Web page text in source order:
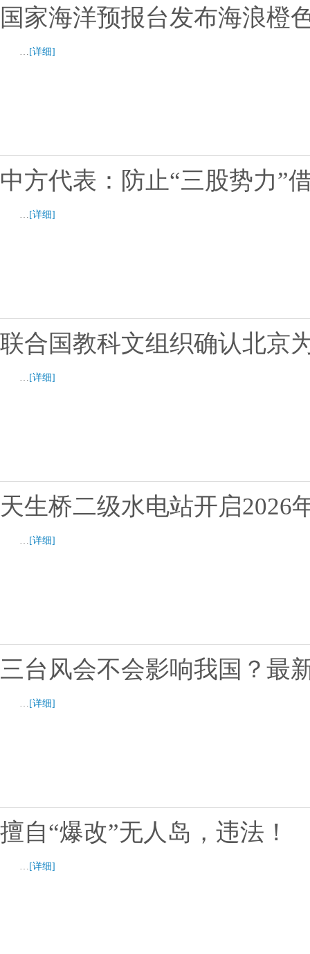
国家海洋预报台发布海浪橙
… [详细]
中方代表：防止“三股势力”
… [详细]
联合国教科文组织确认北京
… [详细]
天生桥二级水电站开启2026
… [详细]
三台风会不会影响我国？最
… [详细]
擅自“爆改”无人岛，违法！
… [详细]